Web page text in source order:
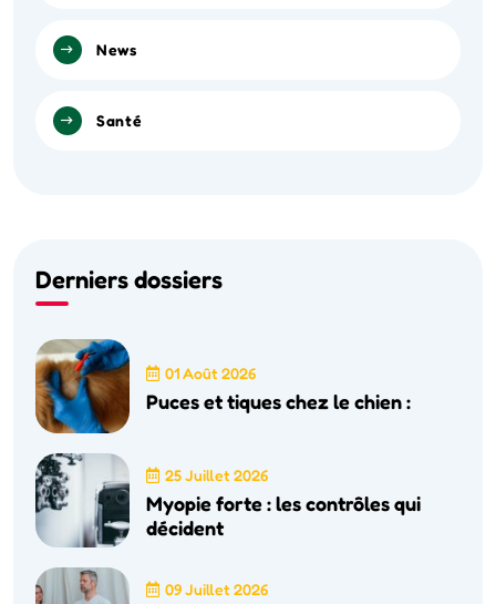
News
Santé
Derniers dossiers
01 Août 2026
Puces et tiques chez le chien :
25 Juillet 2026
Myopie forte : les contrôles qui
décident
09 Juillet 2026